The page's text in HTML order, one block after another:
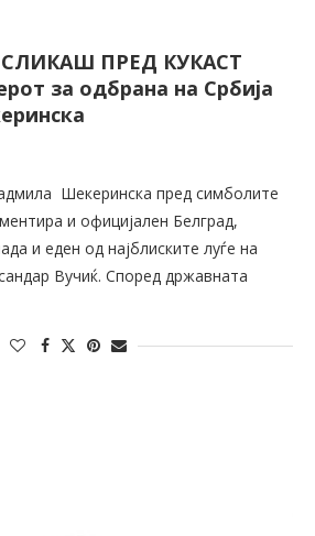
ПРЕД КУКАСТ
за одбрана на Србија
Шекеринска пред симболите
и официјален Белград,
и еден од најблиските луѓе на
Вучиќ. Според државната